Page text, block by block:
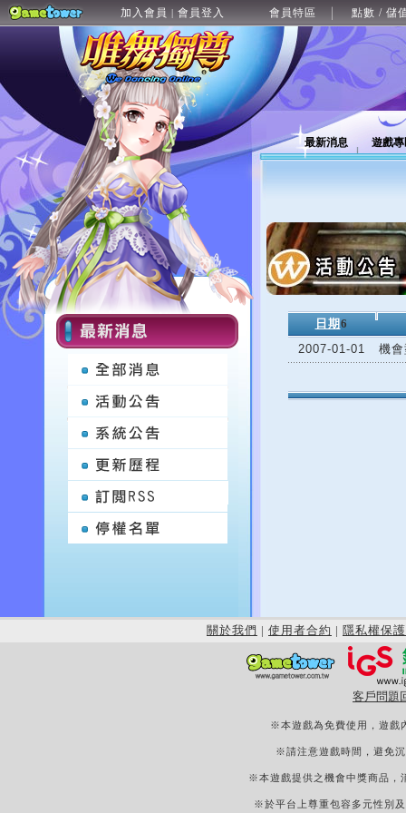
加入會員 | 會員登入 會員特區 點數 / 儲
最新消息 遊戲
日期 6
2007-01-01
機
關於我們 | 使用者合約 | 隱私權保護
客戶問題
※本遊戲為免費使用，遊戲
※請注意遊戲時間，避免
※本遊戲提供之機會中獎商品，
※於平台上尊重包容多元性別